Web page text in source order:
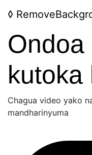
◊
Ondoa
kutoka
Chagua video yako
mandharinyuma